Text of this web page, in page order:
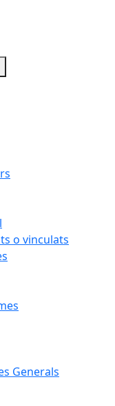
o vinculats
Generals